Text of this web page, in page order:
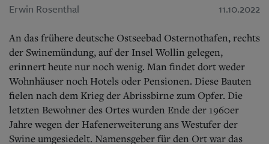
Start
Wer wir sind
Aktuelle Ausgabe
Abonnenten-Login
Abonnent werden
Abo Prämien
Archiv
Bücher
Erwin Rosenthal 11.10.2022
An das frühere deutsche Ostseebad Osternothafen, rechts
der Swinemündung, auf der Insel Wollin gelegen,
erinnert heute nur noch wenig. Man findet dort weder
Wohnhäuser noch Hotels oder Pensionen. Diese Bauten
fielen nach dem Krieg der Abrissbirne zum Opfer. Die
letzten Bewohner des Ortes wurden Ende der 1960er
Jahre wegen der Hafenerweiterung ans Westufer der
Swine umgesiedelt. Namensgeber für den Ort war das